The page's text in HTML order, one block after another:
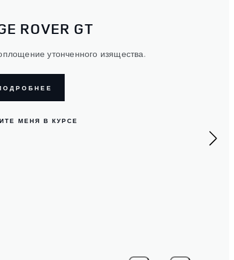
ROVER GT
утонченного изящества.
МЕНЯ В КУРСЕ